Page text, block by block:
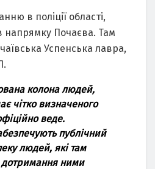
в поліції області,
напрямку Почаєва. Там
Успенська лавра,
колона людей,
чітко визначеного
веде.
публічний
людей, які там
дотримання ними